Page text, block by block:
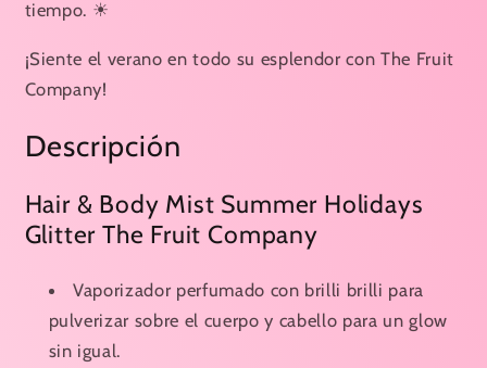
FRUIT
COMPANYCOMPANY
tiempo. ☀
¡Siente el verano en todo su esplendor con The Fruit
Company!
Descripción
Hair & Body Mist Summer Holidays
Glitter The Fruit Company
Vaporizador perfumado con brilli brilli para
pulverizar sobre el cuerpo y cabello para un glow
sin igual.